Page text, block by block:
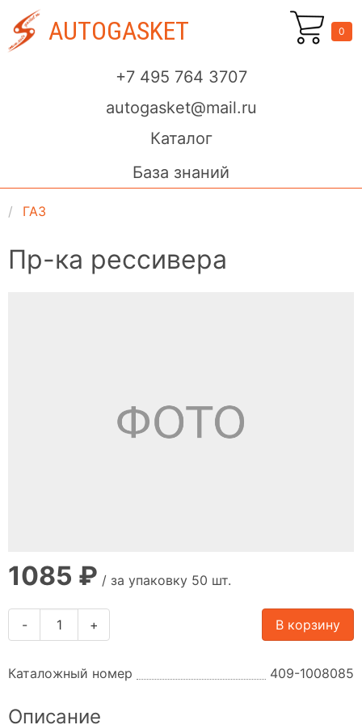
AUTOGASKET
+7 495 764 3707
autogasket@mail.ru
Каталог
База знаний
0
ГАЗ
Пр-ка рессивера
1085 ₽ / за упаковку 50 шт.
- + В корзину
Каталожный номер 409-1008085
Описание